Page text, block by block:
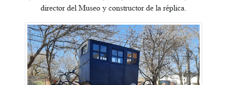
director del Museo y constructor de la réplica.